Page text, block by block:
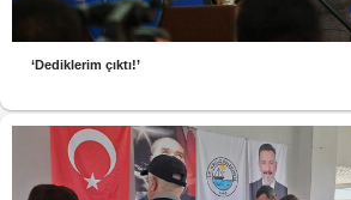
‘Dediklerim çıktı!’